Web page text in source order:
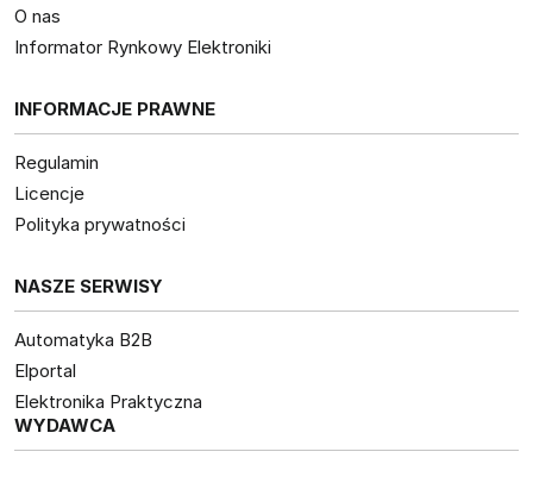
O nas
Informator Rynkowy Elektroniki
INFORMACJE PRAWNE
Regulamin
Licencje
Polityka prywatności
NASZE SERWISY
Automatyka B2B
Elportal
Elektronika Praktyczna
WYDAWCA